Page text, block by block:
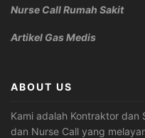
Nurse Call Rumah Sakit
Artikel Gas Medis
ABOUT US
Kami adalah Kontraktor dan
dan Nurse Call yang